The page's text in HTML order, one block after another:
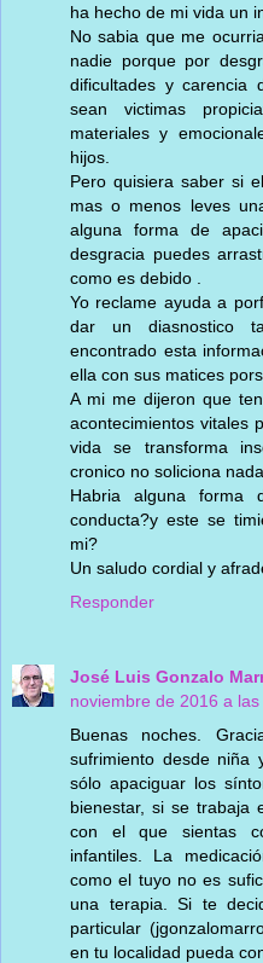
ha hecho de mi vida un
No sabia que me
nadie porque por
dificultades y carencia
sean victimas
materiales y
hijos.
Pero quisiera saber si
mas o menos leves
alguna forma de
desgracia puedes
como es debido .
Yo reclame ayuda a
dar un diasnostico
encontrado esta
ella con sus matices
A mi me dijeron que
acontecimientos vitales
vida se transforma
cronico no soliciona nada.
Habria alguna forma
conducta?y este se
mi?
Un saludo cordial y
Responder
José Luis Gonzalo
noviembre de 2016 a las
Buenas noches.
sufrimiento desde niña
sólo apaciguar los
bienestar, si se trabaja
con el que sientas
infantiles. La
como el tuyo no es
una terapia. Si te
particular
en tu localidad pueda